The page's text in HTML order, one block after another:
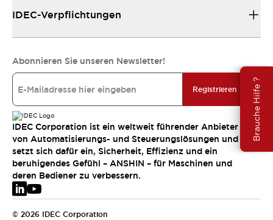
Brauche Hilfe ?
IDEC-Verpflichtungen
Abonnieren Sie unseren Newsletter!
Registrieren
IDEC Corporation ist ein weltweit führender Anbieter
von Automatisierungs- und Steuerungslösungen und
setzt sich dafür ein, Sicherheit, Effizienz und ein
beruhigendes Gefühl – ANSHIN – für Maschinen und
deren Bediener zu verbessern.
© 2026 IDEC Corporation